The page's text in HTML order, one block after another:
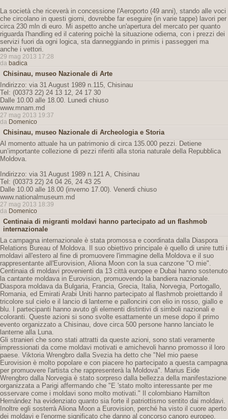
La società che riceverà in concessione l'Aeroporto (49 anni), stando alle voci
che circolano in questi giorni, dovrebbe far eseguire (in varie tappe) lavori per
circa 230 mln di euro. Mi aspetto anche un'apertura del mercato per quanto
riguarda l'handling ed il catering poichè la situazione odierna, con i prezzi dei
servizi fuori da ogni logica, sta danneggiando in primis i passeggeri ma
anche i vettori.
29 mag 2013 17:28
da badica
Chisinau, museo Nazionale di Arte
Indirizzo: via 31 August 1989 n.115, Chisinau
Tel: (00373 22) 24 13 12, 24 17 30
Dalle 10.00 alle 18.00. Lunedi chiuso
www.mnam.md
27 mag 2013 19:37
da Domenico
Chisinau, museo Nazionale di Archeologia e Storia
Al momento attuale ha un patrimonio di circa 135.000 pezzi. Detiene
un’importante collezione di pezzi riferiti alla storia naturale della Repubblica
Moldova.
Indirizzo: via 31 August 1989 n.121 A, Chisinau
Tel: (00373 22) 24 04 26, 24 43 25
Dalle 10.00 alle 18.00 (inverno 17.00). Venerdi chiuso
www.nationalmuseum.md
27 mag 2013 18:39
da Domenico
Centinaia di migranti moldavi hanno partecipato ad un flashmob
internazionale
La campagna internazionale è stata promossa e coordinata dalla Diaspora
Relations Bureau of Moldova. Il suo obiettivo principale è quello di unire tutti i
moldavi all'estero al fine di promuovere l'immagine della Moldova e il suo
rappresentante all'Eurovision, Aliona Moon con la sua canzone "O mie".
Centinaia di moldavi provenienti da 13 città europee e Dubai hanno sostenuto
la cantante moldava in Eurovision, promuovendo la bandiera nazionale.
Diaspora moldava da Bulgaria, Francia, Grecia, Italia, Norvegia, Portogallo,
Romania, ed Emirati Arabi Uniti hanno partecipato al flashmob proiettando il
tricolore sul cielo e il lancio di lanterne e palloncini con elio in rosso, giallo e
blu. I partecipanti hanno avuto gli elementi distintivi di simboli nazionali e
coloranti. Queste azioni si sono svolte esattamente un mese dopo il primo
evento organizzato a Chisinau, dove circa 500 persone hanno lanciato le
lanterne alla Luna.
Gli stranieri che sono stati attratti da queste azioni, sono stati veramente
impressionati da come moldavi motivati ​​e amichevoli hanno promosso il loro
paese. Viktoria Wrengbro dalla Svezia ha detto che "Nel mio paese
Eurovision è molto popolare e con piacere ho partecipato a questa campagna
per promuovere l'artista che rappresenterà la Moldova". Marius Eide
Wrengbro dalla Norvegia è stato sorpreso dalla bellezza della manifestazione
organizzata a Parigi affermando che "E 'stato molto interessante per me
osservare come i moldavi sono molto motivati." Il colombiano Hamilton
Hernández ha evidenziato quanto sia forte il patriottismo sentito dai moldavi.
Inoltre egli sosterrà Aliona Moon a Eurovision, perché ha visto il cuore aperto
dei moldavi e l'enorme significato che danno al concorso canoro europeo.